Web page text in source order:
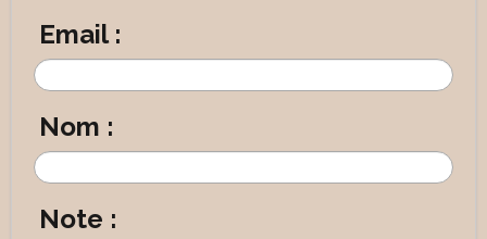
Email :
Nom :
Note :